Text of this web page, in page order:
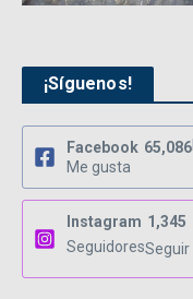
¡Síguenos!
Facebook 65,086
Me gusta
Instagram 1,345
SeguidoresSeguir